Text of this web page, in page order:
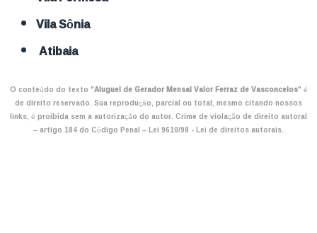
Vila Sônia
Atibaia
O conteúdo do texto "Aluguel de Gerador Mensal Valor Ferraz de Vasconcelos" é
de direito reservado. Sua reprodução, parcial ou total, mesmo citando nossos
links, é proibida sem a autorização do autor. Crime de violação de direito autoral
– artigo 184 do Código Penal –Lei 9610/98 - Lei de direitos autorais.